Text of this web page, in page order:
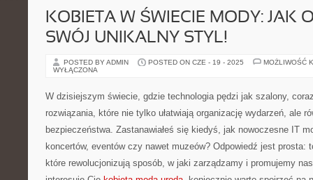
KOBIETA W ŚWIECIE MODY: JAK
SWÓJ UNIKALNY STYL!
POSTED BY ADMIN POSTED ON CZE - 19 - 2025
MOŻLIWOŚĆ
WYŁĄCZONA
W dzisiejszym świecie, gdzie technologia pędzi jak szalony,
rozwiązania, które nie tylko ułatwiają organizację wydarzeń, ale
bezpieczeństwa. Zastanawiałeś się kiedyś, jak nowoczesne IT
koncertów, eventów czy nawet muzeów? Odpowiedź jest prosta:
które rewolucjonizują sposób, w jaki zarządzamy i promujemy